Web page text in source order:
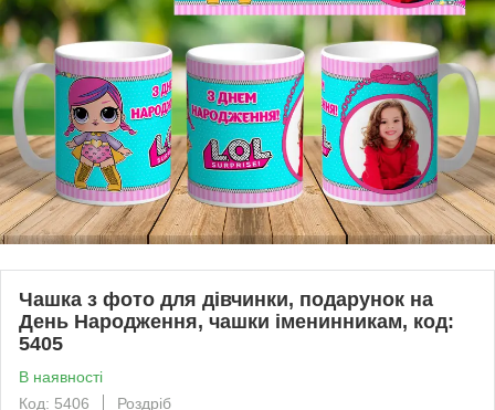
Чашка з фото для дівчинки, подарунок на
День Народження, чашки іменинникам, код:
5405
В наявності
Код: 5406
Роздріб